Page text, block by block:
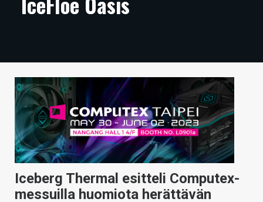
ARTIKKELIT
TECHBBS
TIETOA
HINTA.FI
KAUPPA
VAIHDA TEEMA
Iceberg Thermal esitteli Computex-
messuilla huomiota herättävän